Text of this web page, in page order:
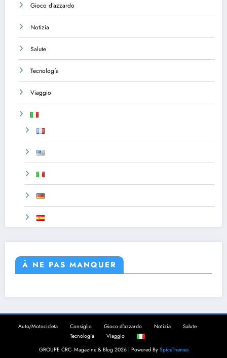
Gioco d’azzardo
Notizia
Salute
Tecnología
Viaggio
À NE PAS MANQUER
Auto/Motocicleta Consiglio Gioco d’azzardo Notizia
Salute
Tecnología
Viaggio
GROUPE CRC- Magazine & Blog 2026 | Powered By SpiceThemes